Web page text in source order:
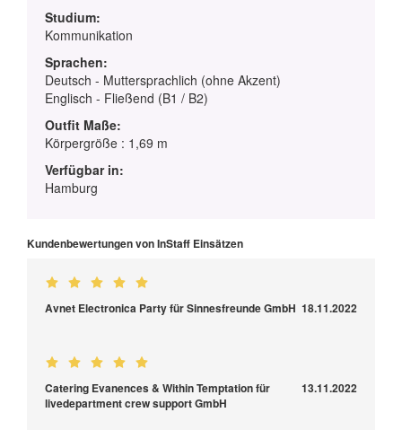
Studium:
Kommunikation
Sprachen:
Deutsch - Muttersprachlich (ohne Akzent)
Englisch - Fließend (B1 / B2)
Outfit Maße:
Körpergröße : 1,69 m
Verfügbar in:
Hamburg
Kundenbewertungen von InStaff Einsätzen
Avnet Electronica Party für Sinnesfreunde GmbH 18.11.2022
Catering Evanences & Within Temptation für
livedepartment crew support GmbH
13.11.2022